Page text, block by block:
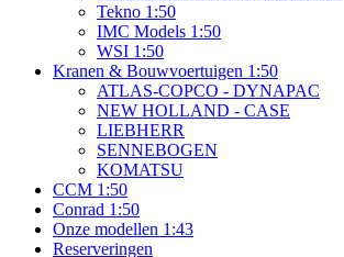
Tekno 1:50
IMC Models 1:50
WSI 1:50
Kranen & Bouwvoertuigen 1:50
ATLAS-COPCO - DYNAPAC
NEW HOLLAND - CASE
LIEBHERR
SENNEBOGEN
KOMATSU
CCM 1:50
Conrad 1:50
Onze modellen 1:43
Reserveringen